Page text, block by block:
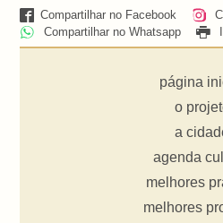
Compartilhar no Facebook
Compartilhar no Whatsapp
página
o
a
agenda
melhores
melhores